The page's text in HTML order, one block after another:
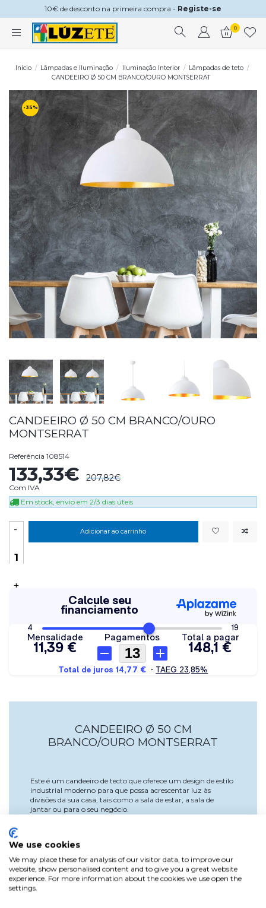
10€ de desconto na primeira compra - Registe-se
0
Início Lâmpadas e Iluminação Iluminação Interior
Lâmpadas de teto
CANDEEIRO Ø 50 CM BRANCO/OURO MONTSERRAT
-35%
CANDEEIRO Ø 50 CM BRANCO/OURO
MONTSERRAT
Referência 108514
133,33€ 207,82€
Com IVA
Em stock, envio em 2/3 dias úteis
-
+
Adicionar ao carrinho
CANDEEIRO Ø 50 CM
BRANCO/OURO MONTSERRAT
Este é um candeeiro de tecto que oferece um design de estilo
industrial moderno para que possa acrescentar luz às
divisões da sua casa, tais como a sala de estar, a sala de
jantar ou para o seu negócio.
A roseta de metal é feita de metal, tanto a roseta como o
cabo são de cor branca.
Funciona com uma lâmpada de tomada E27 de 40
W no máximo (lâmpada não incluída).
We use cookies
We may place these for analysis of our visitor data, to improve our
website, show personalised content and to give you a great website
experience. For more information about the cookies we use open the
settings.